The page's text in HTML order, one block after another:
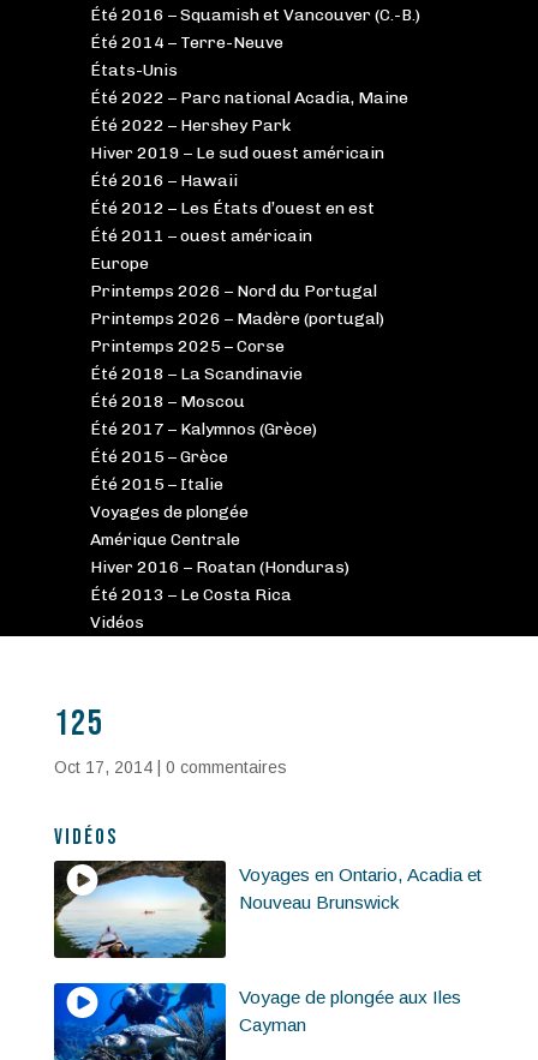
Été 2016 – Squamish et Vancouver (C.-B.)
Été 2014 – Terre-Neuve
États-Unis
Été 2022 – Parc national Acadia, Maine
Été 2022 – Hershey Park
Hiver 2019 – Le sud ouest américain
Été 2016 – Hawaii
Été 2012 – Les États d’ouest en est
Été 2011 – ouest américain
Europe
Printemps 2026 – Nord du Portugal
Printemps 2026 – Madère (portugal)
Printemps 2025 – Corse
Été 2018 – La Scandinavie
Été 2018 – Moscou
Été 2017 – Kalymnos (Grèce)
Été 2015 – Grèce
Été 2015 – Italie
Voyages de plongée
Amérique Centrale
Hiver 2016 – Roatan (Honduras)
Été 2013 – Le Costa Rica
Vidéos
125
Oct 17, 2014| 0 commentaires
Vidéos
Voyages en Ontario, Acadia et
Nouveau Brunswick
Voyage de plongée aux Iles
Cayman